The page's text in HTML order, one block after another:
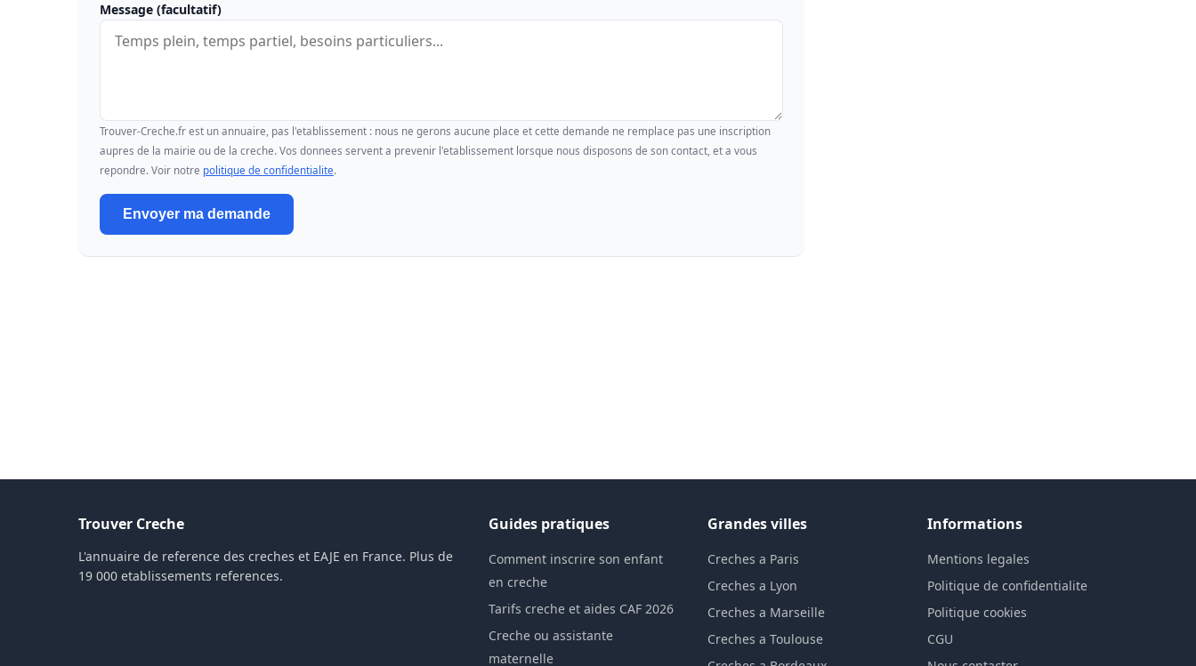
Message (facultatif)
Trouver-Creche.fr est un annuaire, pas l'etablissement : nous ne gerons aucune place et cette demande ne remplace pas une inscription
aupres de la mairie ou de la creche. Vos donnees servent a prevenir l'etablissement lorsque nous disposons de son contact, et a vous
repondre. Voir notre politique de confidentialite.
Envoyer ma demande
Trouver Creche
L'annuaire de reference des creches et EAJE en France. Plus de
19 000 etablissements references.
Guides pratiques
Comment inscrire son enfant
en creche
Tarifs creche et aides CAF 2026
Creche ou assistante
maternelle
Grandes villes
Creches a Paris
Creches a Lyon
Creches a Marseille
Creches a Toulouse
Informations
Mentions legales
Politique de confidentialite
Politique cookies
CGU